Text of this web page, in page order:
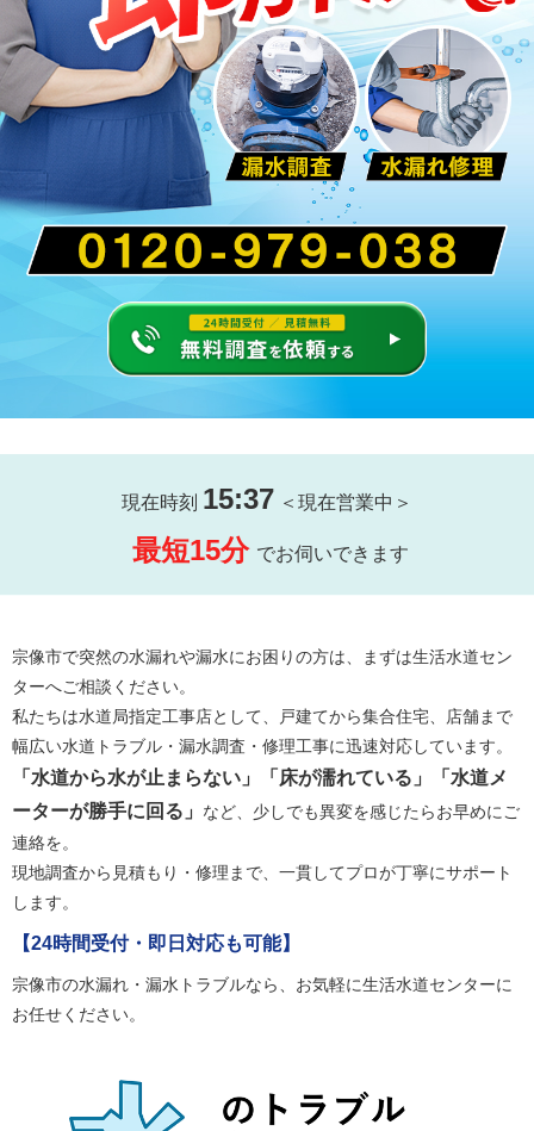
現在時刻 15:37 ＜現在営業中＞
最短15分 でお伺いできます
宗像市で突然の水漏れや漏水にお困りの方は、まずは生活水道セン
ターへご相談ください。
私たちは水道局指定工事店として、戸建てから集合住宅、店舗まで
幅広い水道トラブル・漏水調査・修理工事に迅速対応しています。
「水道から水が止まらない」「床が濡れている」「水道メ
ーターが勝手に回る」 など、少しでも異変を感じたらお早めにご
連絡を。
現地調査から見積もり・修理まで、一貫してプロが丁寧にサポート
します。
【24時間受付・即日対応も可能】
宗像市の水漏れ・漏水トラブルなら、お気軽に生活水道センターに
お任せください。